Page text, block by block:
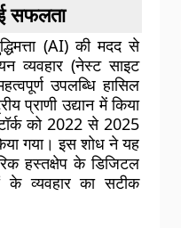
सफलता
(AI) की मदद से
व्यवहार (नेस्ट साइट
उपलब्धि हासिल
प्राणी उद्यान में किया
को 2022 से 2025
गया। इस शोध ने यह
हस्तक्षेप के डिजिटल
के व्यवहार का सटीक